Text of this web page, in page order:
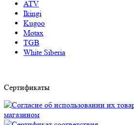
ATV
Ikingi
Kugoo
Motax
TGB
White Siberia
Сертификаты